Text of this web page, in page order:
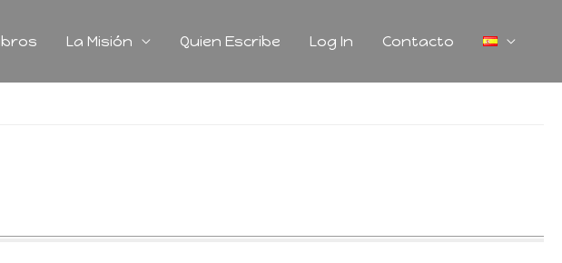
La Misión Quien Escribe Log In Contacto